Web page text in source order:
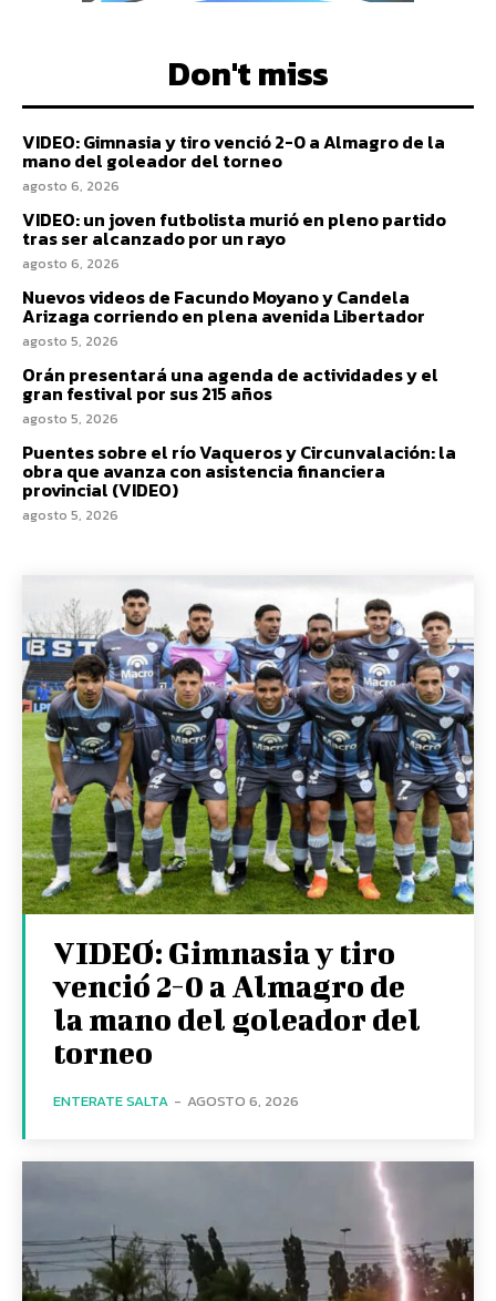
Don't miss
VIDEO: Gimnasia y tiro venció 2-0 a Almagro de la
mano del goleador del torneo
agosto 6, 2026
VIDEO: un joven futbolista murió en pleno partido
tras ser alcanzado por un rayo
agosto 6, 2026
Nuevos videos de Facundo Moyano y Candela
Arizaga corriendo en plena avenida Libertador
agosto 5, 2026
Orán presentará una agenda de actividades y el
gran festival por sus 215 años
agosto 5, 2026
Puentes sobre el río Vaqueros y Circunvalación: la
obra que avanza con asistencia financiera
provincial (VIDEO)
agosto 5, 2026
VIDEO: Gimnasia y tiro
venció 2-0 a Almagro de
la mano del goleador del
torneo
ENTERATE SALTA - AGOSTO 6, 2026